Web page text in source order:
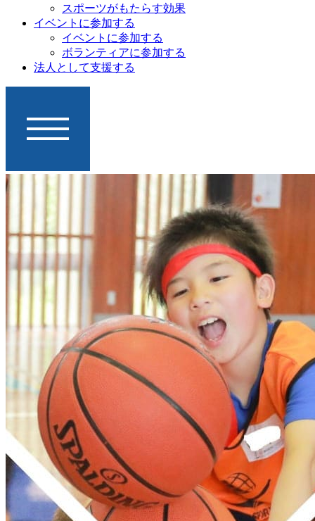
スポーツがもたらす効果
イベントに参加する
イベントに参加する
ボランティアに参加する
法人として支援する